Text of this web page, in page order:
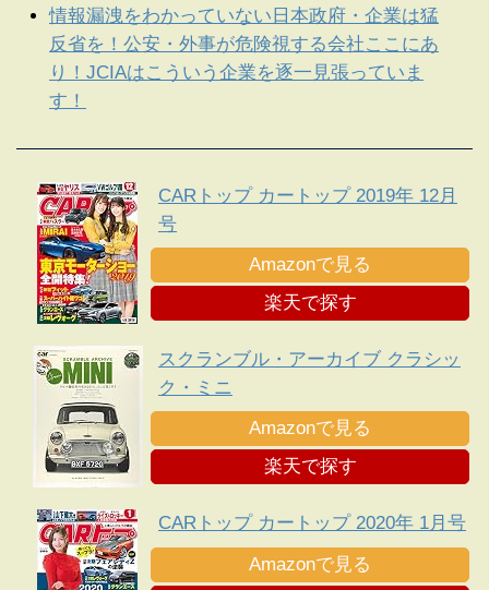
情報漏洩をわかっていない日本政府・企業は猛
反省を！公安・外事が危険視する会社ここにあ
り！JCIAはこういう企業を逐一見張っていま
す！
CARトップ カートップ 2019年 12月
号
Amazonで見る
楽天で探す
スクランブル・アーカイブ クラシッ
ク・ミニ
Amazonで見る
楽天で探す
CARトップ カートップ 2020年 1月号
Amazonで見る